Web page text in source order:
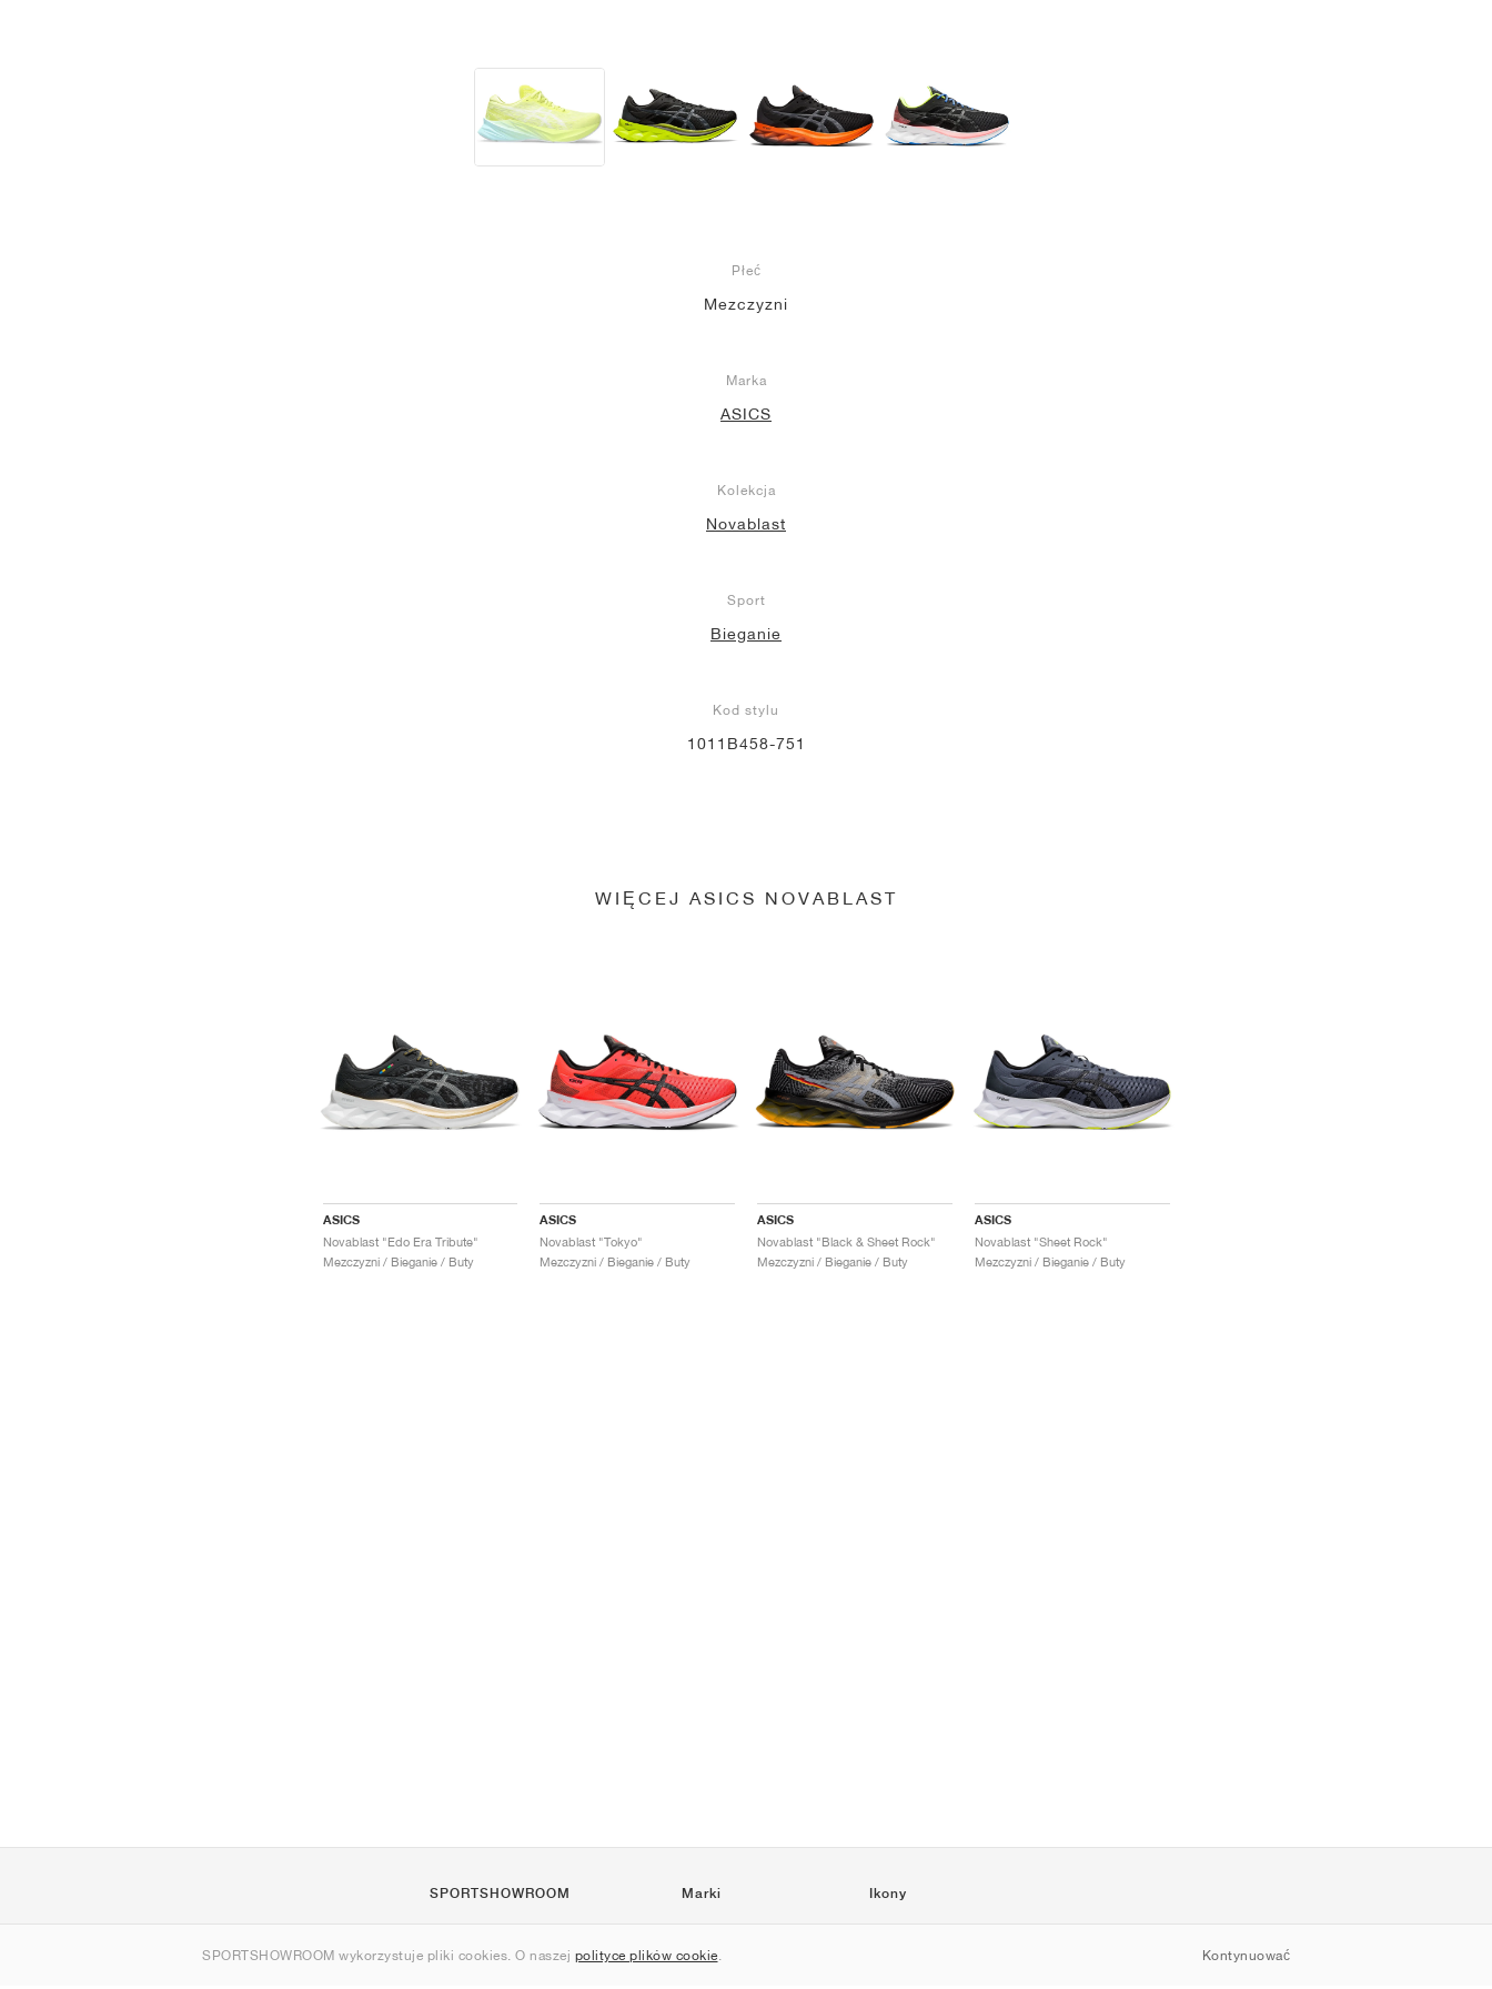
Płeć
Mezczyzni
Marka
ASICS
Kolekcja
Novablast
Sport
Bieganie
Kod stylu
1011B458-751
WIĘCEJ ASICS NOVABLAST
ASICS
Novablast "Edo Era Tribute"
Mezczyzni / Bieganie / Buty
ASICS
Novablast "Tokyo"
Mezczyzni / Bieganie / Buty
ASICS
Novablast "Black & Sheet Rock"
Mezczyzni / Bieganie / Buty
ASICS
Novablast "Sheet Rock"
Mezczyzni / Bieganie / Buty
SPORTSHOWROOM wykorzystuje pliki cookies. O naszej polityce plików cookie Kontynuować
SPORTSHOWROOM
Kontakt
Marki
Jordan
Ikony